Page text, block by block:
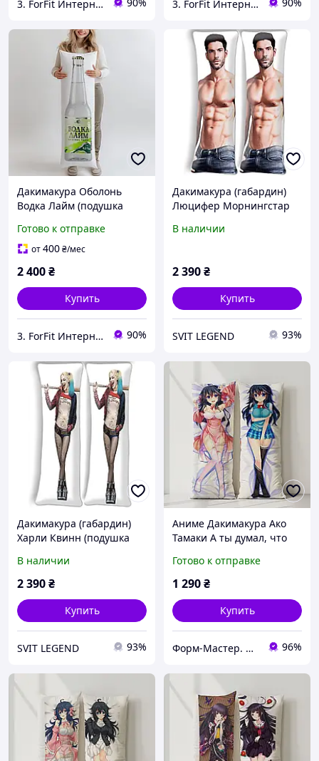
3. ForFit Интернет-магазин спортивных товаров 3. ForFit Интернет-магазин спортивных товаров
Дакимакура Оболонь
Водка Лайм (подушка
Готово к отправке
от400₴/мес
2 400₴
Купить
3. ForFit Интернет-магазин спортивных товаров 90%
Дакимакура (габардин)
Люцифер Морнингстар
180*60 см
В наличии
2 390₴
Купить
SVIT LEGEND 93%
Дакимакура (габардин)
Харли Квинн (подушка
В наличии
2 390₴
Купить
SVIT LEGEND 93%
Аниме Дакимакура Ако
Тамаки А ты думал, что
на самом деле не
девушка? (подушка)
Готово к отправке
1 290₴
Купить
Форм-Мастер. Магазин форм для декора 96%